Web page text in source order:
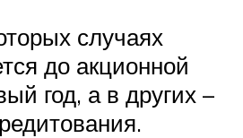
случаях
до акционной
год, а в других –